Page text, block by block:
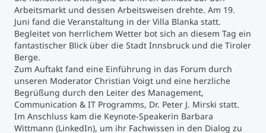
Arbeitsmarkt und dessen Arbeitsweisen drehte. Am 19.
Juni fand die Veranstaltung in der Villa Blanka statt.
Begleitet von herrlichem Wetter bot sich an diesem Tag ein
fantastischer Blick über die Stadt Innsbruck und die Tiroler
Berge.
Zum Auftakt fand eine Einführung in das Forum durch
unseren Moderator Christian Voigt und eine herzliche
Begrüßung durch den Leiter des Management,
Communication & IT Programms, Dr. Peter J. Mirski statt.
Im Anschluss kam die Keynote-Speakerin Barbara
Wittmann (LinkedIn), um ihr Fachwissen in den Dialog zu